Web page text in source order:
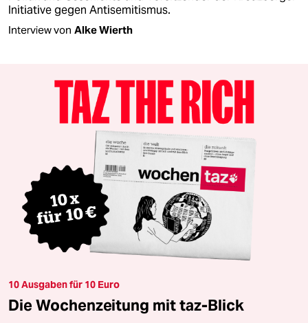
Initiative gegen Antisemitismus.
Interview von Alke Wierth
10 Ausgaben für 10 Euro
Die Wochenzeitung mit taz-Blick